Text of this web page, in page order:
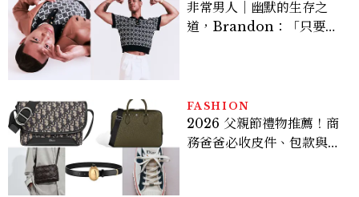
非常男人｜幽默的生存之
道，Brandon：「只要能
FASHION
2026 父親節禮物推薦！商
務爸爸必收皮件、包款與鞋